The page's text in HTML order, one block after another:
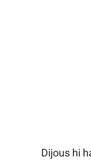
Dijous hi